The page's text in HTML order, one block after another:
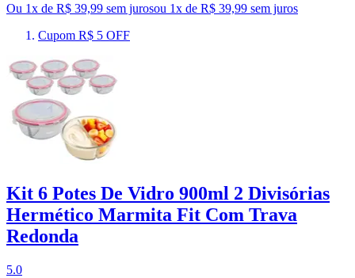
Ou 1x de R$ 39,99 sem jurosou 1x de R$ 39,99 sem juros
Cupom R$ 5 OFF
Kit 6 Potes De Vidro 900ml 2 Divisórias
Hermético Marmita Fit Com Trava
Redonda
5.0